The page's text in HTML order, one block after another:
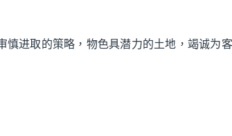
进取的策略，物色具潜力的土地，竭诚为